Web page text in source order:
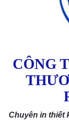
CÔNG
Chuyên in thiết